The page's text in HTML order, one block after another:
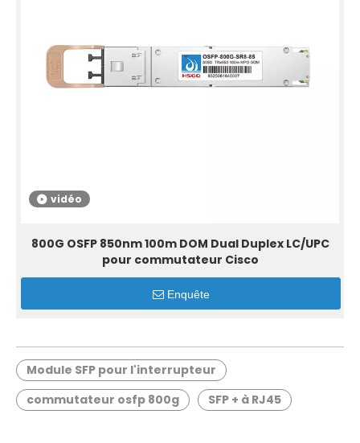
vidéo
800G OSFP 850nm 100m DOM Dual Duplex LC/UPC
pour commutateur Cisco
Enquête
Module SFP pour l'interrupteur
commutateur osfp 800g
SFP + à RJ45